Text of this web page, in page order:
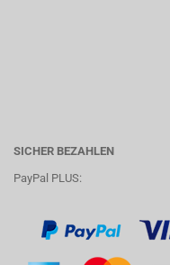
SICHER BEZAHLEN
PayPal PLUS: